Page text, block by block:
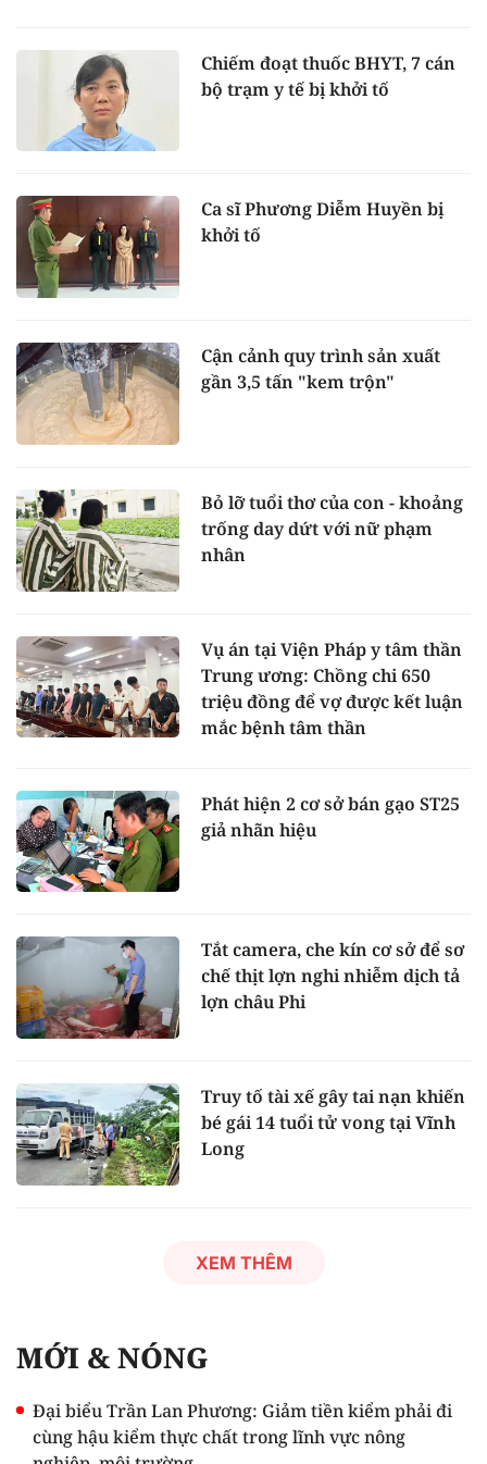
Chiếm đoạt thuốc BHYT, 7 cán
bộ trạm y tế bị khởi tố
Ca sĩ Phương Diễm Huyền bị
khởi tố
Cận cảnh quy trình sản xuất
gần 3,5 tấn "kem trộn"
Bỏ lỡ tuổi thơ của con - khoảng
trống day dứt với nữ phạm
nhân
Vụ án tại Viện Pháp y tâm thần
Trung ương: Chồng chi 650
triệu đồng để vợ được kết luận
mắc bệnh tâm thần
Phát hiện 2 cơ sở bán gạo ST25
giả nhãn hiệu
Tắt camera, che kín cơ sở để sơ
chế thịt lợn nghi nhiễm dịch tả
lợn châu Phi
Truy tố tài xế gây tai nạn khiến
bé gái 14 tuổi tử vong tại Vĩnh
Long
XEM THÊM
MỚI & NÓNG
Đại biểu Trần Lan Phương: Giảm tiền kiểm phải đi
cùng hậu kiểm thực chất trong lĩnh vực nông